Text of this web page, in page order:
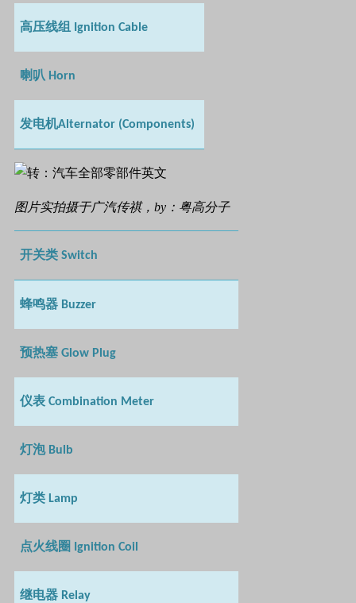
高压线组 Ignition Cable
喇叭 Horn
发电机Alternator (Components)
图片实拍摄于广汽传祺，by：粤高分子
开关类 Switch
蜂鸣器 Buzzer
预热塞 Glow Plug
仪表 Combination Meter
灯泡Bulb
灯类 Lamp
点火线圈 Ignition Coil
继电器 Relay